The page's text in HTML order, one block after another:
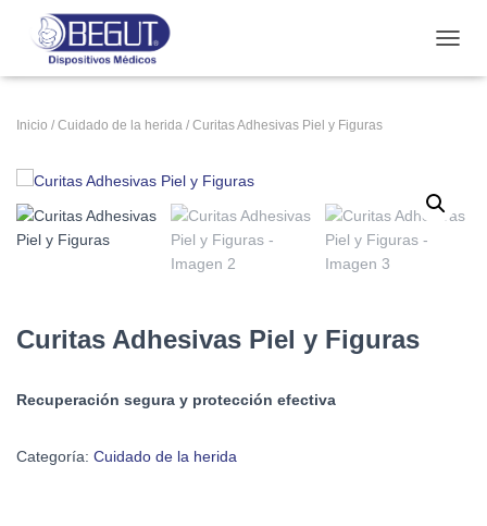
Inicio / Cuidado de la herida / Curitas Adhesivas Piel y Figuras
Curitas Adhesivas Piel y Figuras
Recuperación segura y protección efectiva
Categoría: Cuidado de la herida